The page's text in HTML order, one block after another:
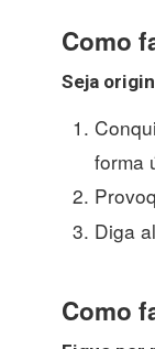
Como
Seja
forma
Diga
Como